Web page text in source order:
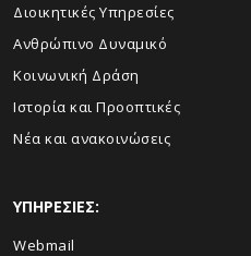
Διοικητικές Υπηρεσίες
Ανθρώπινο Δυναμικό
Κοινωνική Δράση
Ιστορία και Προοπτικές
Νέα και ανακοινώσεις
ΥΠΗΡΕΣΙΕΣ:
Webmail